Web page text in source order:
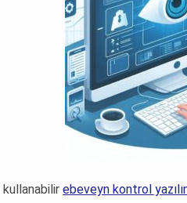
kullanabilir ebeveyn kontrol